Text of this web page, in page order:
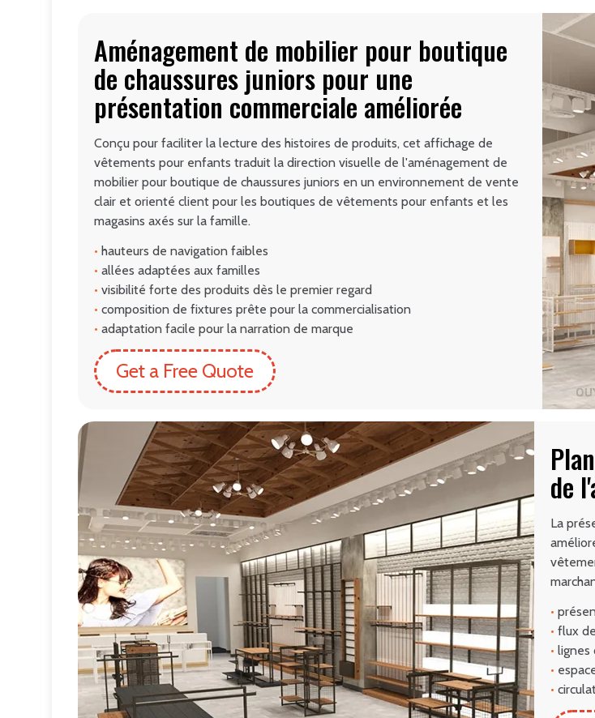
Aménagement de mobilier pour boutique
de chaussures juniors pour une
présentation commerciale améliorée
Conçu pour faciliter la lecture des histoires de produits, cet affichage de
vêtements pour enfants traduit la direction visuelle de l'aménagement de
mobilier pour boutique de chaussures juniors en un environnement de vente
clair et orienté client pour les boutiques de vêtements pour enfants et les
magasins axés sur la famille.
• hauteurs de navigation faibles
• allées adaptées aux familles
• visibilité forte des produits dès le premier regard
• composition de fixtures prête pour la commercialisation
• adaptation facile pour la narration de marque
Get a Free Quote
de
La
•
• flux
• lignes
•
•